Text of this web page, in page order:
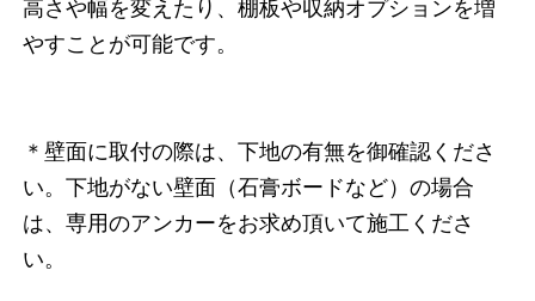
高さや幅を変えたり、棚板や収納オプションを増
やすことが可能です。
＊壁面に取付の際は、下地の有無を御確認くださ
い。下地がない壁面（石膏ボードなど）の場合
は、専用のアンカーをお求め頂いて施工くださ
い。